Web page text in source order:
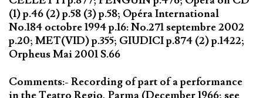
(1) p.46 (2) p.58 (3) p.58; Opéra International
No.184 octobre 1994 p.16: No.271 septembre 2002
p.20; MET(VID) p.355; GIUDICI p.874 (2) p.1422;
Orpheus Mai 2001 S.66
Comments:- Recording of part of a performance
in the Teatro Regio, Parma (December 1966; see